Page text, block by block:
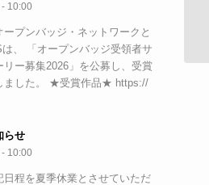
10:00
プンバッジ・ネットワークと
、 「オープンバッジ受領者サ
リー募集2026」を公募し、受賞
ました。 ★受賞作品★ https://
らせ
10:00
日程を夏季休業とさせていただ